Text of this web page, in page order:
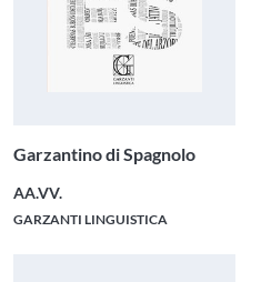
Garzantino di Spagnolo
AA.VV.
GARZANTI LINGUISTICA